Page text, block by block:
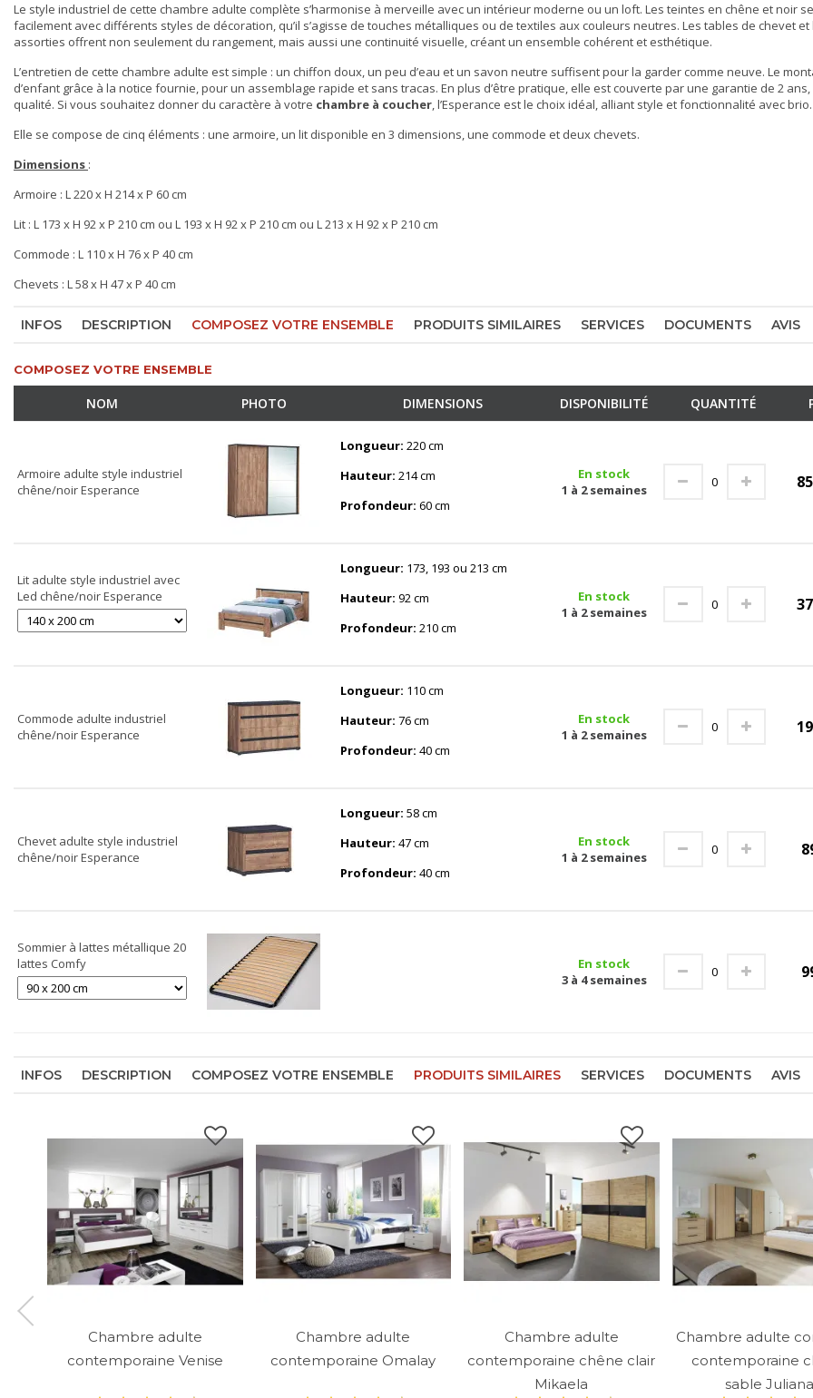
Le style industriel de cette chambre adulte complète s’harmonise à merveille avec un intérieur moderne ou un loft. Les teintes en chêne et noir
facilement avec différents styles de décoration, qu’il s’agisse de touches métalliques ou de textiles aux couleurs neutres. Les tables de chevet et
assorties offrent non seulement du rangement, mais aussi une continuité visuelle, créant un ensemble cohérent et esthétique.
L’entretien de cette chambre adulte est simple : un chiffon doux, un peu d’eau et un savon neutre suffisent pour la garder comme neuve. Le
d’enfant grâce à la notice fournie, pour un assemblage rapide et sans tracas. En plus d’être pratique, elle est couverte par une garantie de 2
qualité. Si vous souhaitez donner du caractère à votre chambre à coucher, l’Esperance est le choix idéal, alliant style et fonctionnalité avec brio.
Elle se compose de cinq éléments : une armoire, un lit disponible en 3 dimensions, une commode et deux chevets.
Dimensions :
Armoire : L 220 x H 214 x P 60 cm
Lit : L 173 x H 92 x P 210 cm ou L 193 x H 92 x P 210 cm ou L 213 x H 92 x P 210 cm
Commode : L 110 x H 76 x P 40 cm
Chevets : L 58 x H 47 x P 40 cm
INFOS DESCRIPTION COMPOSEZ VOTRE ENSEMBLE PRODUITS SIMILAIRES SERVICES DOCUMENTS AVIS
COMPOSEZ VOTRE ENSEMBLE
NOM PHOTO DIMENSIONS DISPONIBILITÉ QUANTITÉ
Armoire adulte style industriel
chêne/noir Esperance
Longueur: 220 cm
Hauteur: 214 cm
Profondeur: 60 cm
En stock
1 à 2 semaines
Lit adulte style industriel avec
Led chêne/noir Esperance
Longueur: 173, 193 ou 213 cm
Hauteur: 92 cm
Profondeur: 210 cm
En stock
1 à 2 semaines
Commode adulte industriel
chêne/noir Esperance
Longueur: 110 cm
Hauteur: 76 cm
Profondeur: 40 cm
En stock
1 à 2 semaines
Chevet adulte style industriel
chêne/noir Esperance
Longueur: 58 cm
Hauteur: 47 cm
Profondeur: 40 cm
En stock
1 à 2 semaines
Sommier à lattes métallique 20
lattes Comfy
En stock
3 à 4 semaines
INFOS DESCRIPTION COMPOSEZ VOTRE ENSEMBLE PRODUITS SIMILAIRES SERVICES DOCUMENTS AVIS
Chambre adulte
contemporaine Venise
Chambre adulte
contemporaine Omalay
Chambre adulte
contemporaine chêne clair
Mikaela
Chambre adulte
contemporaine
sable